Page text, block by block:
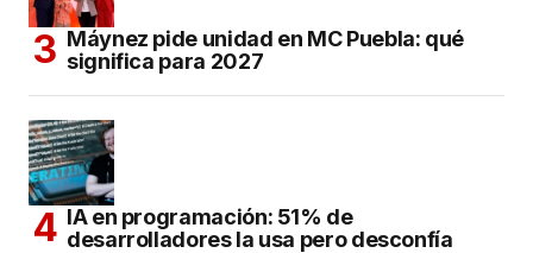
Máynez pide unidad en MC Puebla: qué
significa para 2027
IA en programación: 51% de
desarrolladores la usa pero desconfía